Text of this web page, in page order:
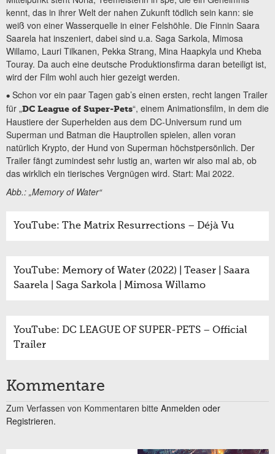
kennt, das in ihrer Welt der nahen Zukunft tödlich sein kann: sie
weiß von einer Wasserquelle in einer Felshöhle. Die Finnin Saara
Saarela hat inszeniert, dabei sind u.a. Saga Sarkola, Mimosa
Willamo, Lauri Tilkanen, Pekka Strang, Mina Haapkyla und Kheba
Touray. Da auch eine deutsche Produktionsfirma daran beteiligt ist,
wird der Film wohl auch hier gezeigt werden.
• Schon vor ein paar Tagen gab’s einen ersten, recht langen Trailer
für „DC League of Super-Pets“, einem Animationsfilm, in dem die
Haustiere der Superhelden aus dem DC-Universum rund um
Superman und Batman die Hauptrollen spielen, allen voran
natürlich Krypto, der Hund von Superman höchstpersönlich. Der
Trailer fängt zumindest sehr lustig an, warten wir also mal ab, ob
das wirklich ein tierisches Vergnügen wird. Start: Mai 2022.
Abb.: „Memory of Water“
YouTube: The Matrix Resurrections – Déjà Vu
YouTube: Memory of Water (2022) | Teaser | Saara
Saarela | Saga Sarkola | Mimosa Willamo
YouTube: DC LEAGUE OF SUPER-PETS – Official
Trailer
Kommentare
Zum Verfassen von Kommentaren bitte Anmelden oder
Registrieren.